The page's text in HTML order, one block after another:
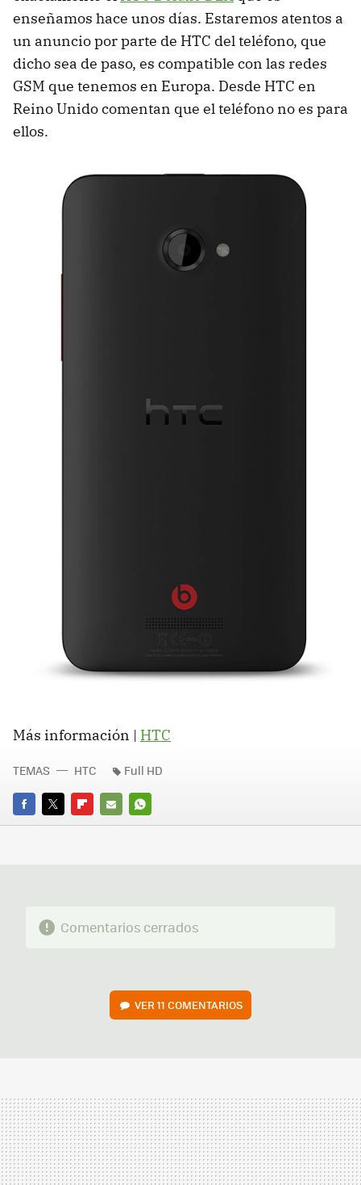
enseñamos hace unos días. Estaremos atentos a
un anuncio por parte de HTC del teléfono, que
dicho sea de paso, es compatible con las redes
GSM que tenemos en Europa. Desde HTC en
Reino Unido comentan que el teléfono no es para
ellos.
Más información | HTC
FACEBOOK
TWITTERFLIPBOARD
E-
WHATSAPP
TEMAS HTC Full HD
Comentarios cerrados
VER11 COMENTARIOS